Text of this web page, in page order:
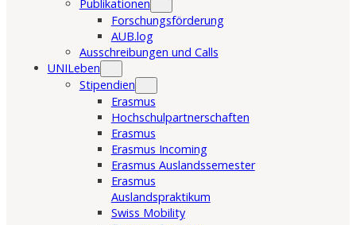
Publikationen
Forschungsförderung
AUB.log
Ausschreibungen und Calls
UNILeben
Stipendien
Erasmus
Hochschulpartnerschaften
Erasmus
Erasmus Incoming
Erasmus Auslandssemester
Erasmus
Auslandspraktikum
Swiss Mobility